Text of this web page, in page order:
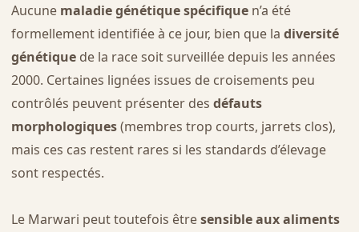
Aucune maladie génétique spécifiquen’a été
formellement identifiée à ce jour, bien que la diversité
génétiquede la race soit surveillée depuis les années
2000. Certaines lignées issues de croisements peu
contrôlés peuvent présenter des défauts
morphologiques(membres trop courts, jarrets clos),
mais ces cas restent rares si les standards d’élevage
sont respectés.
Le Marwari peut toutefois êtresensible aux aliments